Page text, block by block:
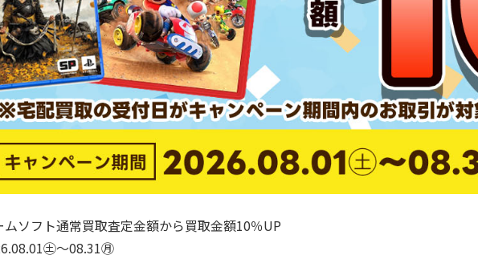
ソフト通常買取査定金額から買取金額10％UP
㊏～08.31㊊